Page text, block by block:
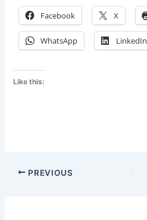
Facebook X
WhatsApp LinkedIn
Like this:
PREVIOUS